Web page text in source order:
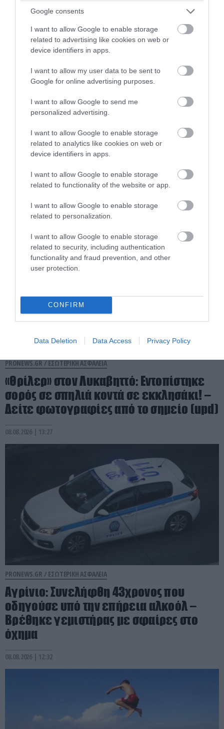
Google consents
I want to allow Google to enable storage
related to advertising like cookies on web or
device identifiers in apps.
I want to allow my user data to be sent to
Google for online advertising purposes.
I want to allow Google to send me
personalized advertising.
I want to allow Google to enable storage
related to analytics like cookies on web or
device identifiers in apps.
I want to allow Google to enable storage
related to functionality of the website or app.
I want to allow Google to enable storage
related to personalization.
I want to allow Google to enable storage
related to security, including authentication
functionality and fraud prevention, and other
user protection.
CONFIRM
Data Deletion Data Access Privacy Policy
Νοσοκομείο «Ερυθρός Σταυρός»: Ασθενής
08.08.2026 | 13:36
PRONEWS.GR /ΕΣΩΤΕΡΙΚΗ ΑΣΦΑΛΕΙΑ
«Θρίλερ» στον Λυκαβηττό: Εντοπίστηκε
σορός σε σπηλιά κοντά σε εκκλησάκι! –
Δείτε φωτογραφίες από το σημείο (upd)
08.08.2026 | 13:27
PRONEWS.GR / ΕΣΩΤΕΡΙΚΗ ΑΣΦΑΛΕΙΑ
Αγρίνιο: Συνελήφθη 43χρονος που
οδηγούσε υπό την επήρεια αλκοόλ –
Βρέθηκε γεμιστήρας με σφαίρες στο
όχημα
08.08.2026 | 12:32